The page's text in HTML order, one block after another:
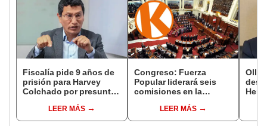
Fiscalía pide 9 años de
prisión para Harvey
Colchado por presunta
incompatible y falsedad
ideológica
LEER MÁS
Congreso: Fuerza
Popular liderará seis
comisiones en la
LEER MÁS